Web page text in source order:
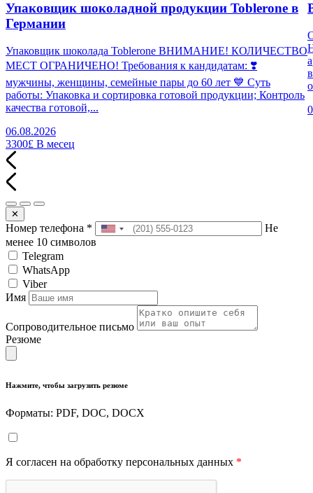
Упаковщик шоколадной продукции Toblerone в
Германии
Упаковщик шоколада Toblerone ВНИМАНИЕ! КОЛИЧЕСТВО
МЕСТ ОГРАНИЧЕНО! Требования к кандидатам: ❣️
мужчины, женщины, семейные пары до 60 лет 💙 Суть
работы: Упаковка и сортировка готовой продукции; Контроль
качества готовой,...
06.08.2026
3300£ В месец
✕
Номер телефона *
Не
менее 10 символов
Telegram
WhatsApp
Viber
Имя
Сопроводительное письмо
Резюме
Нажмите, чтобы загрузить резюме
Форматы: PDF, DOC, DOCX
Я согласен на обработку персональных данных *